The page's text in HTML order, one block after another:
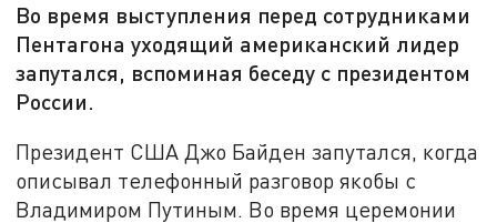
Во время выступления перед сотрудниками
Пентагона уходящий американский лидер
запутался, вспоминая беседу с президентом
России.
Президент США Джо Байден запутался, когда
описывал телефонный разговор якобы с
Владимиром Путиным. Во время церемонии